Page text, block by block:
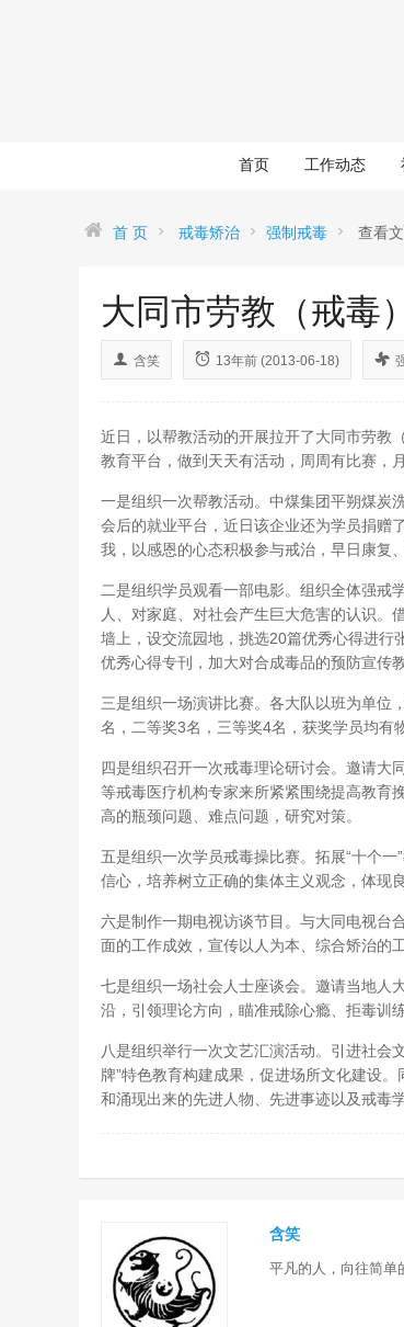
首页 工作动态
首 页 戒毒矫治 强制戒毒 查看
大同市劳教（戒毒
含笑 13年前 (2013-06-18)
近日，以帮教活动的开展拉开了大同市劳教
教育平台，做到天天有活动，周周有比赛，
一是组织一次帮教活动。中煤集团平朔煤炭
会后的就业平台，近日该企业还为学员捐赠
我，以感恩的心态积极参与戒治，早日康复
二是组织学员观看一部电影。组织全体强
人、对家庭、对社会产生巨大危害的认识。
墙上，设交流园地，挑选20篇优秀心得进行
优秀心得专刊，加大对合成毒品的预防宣传教
三是组织一场演讲比赛。各大队以班为单位
名，二等奖3名，三等奖4名，获奖学员均有
四是组织召开一次戒毒理论研讨会。邀请大
等戒毒医疗机构专家来所紧紧围绕提高教育
高的瓶颈问题、难点问题，研究对策。
五是组织一次学员戒毒操比赛。拓展“十个
信心，培养树立正确的集体主义观念，体现
六是制作一期电视访谈节目。与大同电视台
面的工作成效，宣传以人为本、综合矫治的
七是组织一场社会人士座谈会。邀请当地人
沿，引领理论方向，瞄准戒除心瘾、拒毒训
八是组织举行一次文艺汇演活动。引进社会
牌”特色教育构建成果，促进场所文化建设
和涌现出来的先进人物、先进事迹以及戒毒
含笑
平凡的人，向往简单